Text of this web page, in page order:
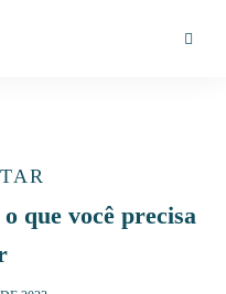
que você precisa